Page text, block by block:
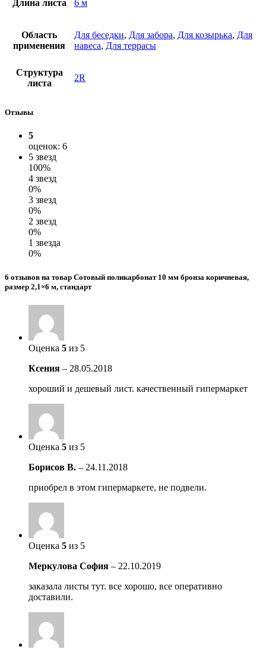
Длина листа 6 м
Область
применения
Для беседки, Для забора, Для козырька, Для
навеса, Для террасы
Структура
листа
2R
Отзывы
5
оценок: 6
5 звезд
100%
4 звезд
0%
3 звезд
0%
2 звезд
0%
1 звезда
0%
6 отзывов на товар Сотовый поликарбонат 10 мм бронза коричневая,
размер 2,1×6 м, стандарт
Оценка 5 из 5
Ксения – 28.05.2018
хороший и дешевый лист. качественный гипермаркет
Оценка 5 из 5
Борисов В. – 24.11.2018
приобрел в этом гипермаркете, не подвели.
Оценка 5 из 5
Меркулова София – 22.10.2019
заказала листы тут. все хорошо, все оперативно
доставили.